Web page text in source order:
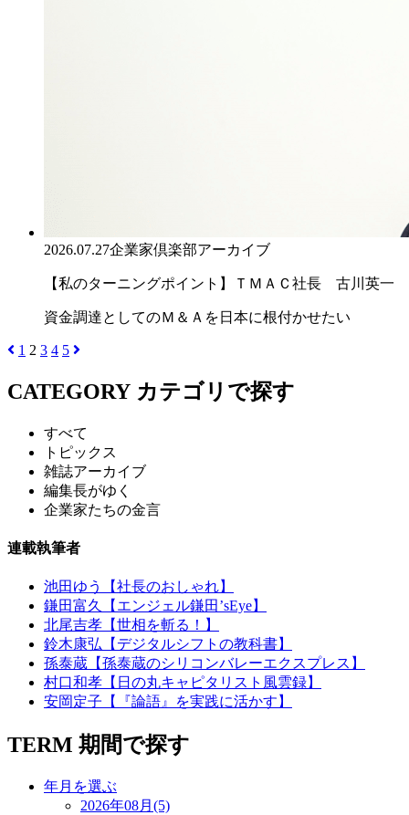
2026.07.27企業家倶楽部アーカイブ
【私のターニングポイント】ＴＭＡＣ社長 古川英一
資金調達としてのＭ＆Ａを日本に根付かせたい
1 2 3 4 5
CATEGORY カテゴリで探す
すべて
トピックス
雑誌アーカイブ
編集長がゆく
企業家たちの金言
連載執筆者
池田ゆう【社長のおしゃれ】
鎌田富久【エンジェル鎌田’sEye】
北尾吉孝【世相を斬る！】
鈴木康弘【デジタルシフトの教科書】
孫泰蔵【孫泰蔵のシリコンバレーエクスプレス】
村口和孝【日の丸キャピタリスト風雲録】
安岡定子【『論語』を実践に活かす】
TERM 期間で探す
年月を選ぶ
2026年08月(5)